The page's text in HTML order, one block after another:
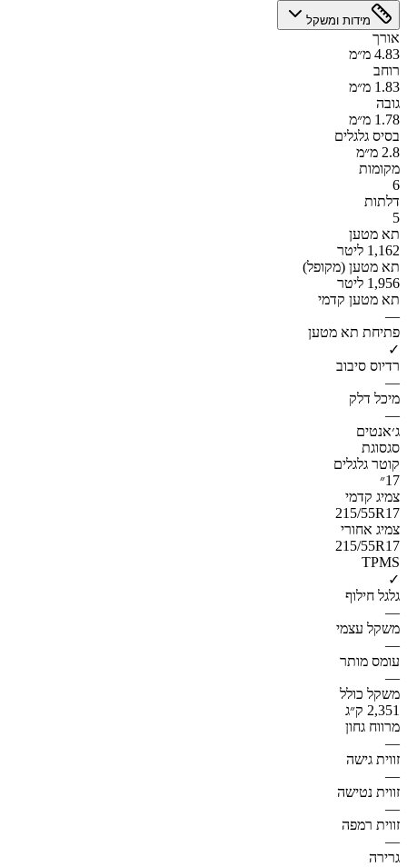
מידות ומשקל
אורך
4.83 מ״מ
רוחב
1.83 מ״מ
גובה
1.78 מ״מ
בסיס גלגלים
2.8 מ״מ
מקומות
6
דלתות
5
תא מטען
1,162 ליטר
תא מטען (מקופל)
1,956 ליטר
תא מטען קדמי
—
פתיחת תא מטען
✓
רדיוס סיבוב
—
מיכל דלק
—
ג׳אנטים
סגסוגת
קוטר גלגלים
17״
צמיג קדמי
215/55R17
צמיג אחורי
215/55R17
TPMS
✓
גלגל חילוף
—
משקל עצמי
—
עומס מותר
—
משקל כולל
2,351 ק״ג
מרווח גחון
—
זווית גישה
—
זווית נטישה
—
זווית רמפה
—
גרירה